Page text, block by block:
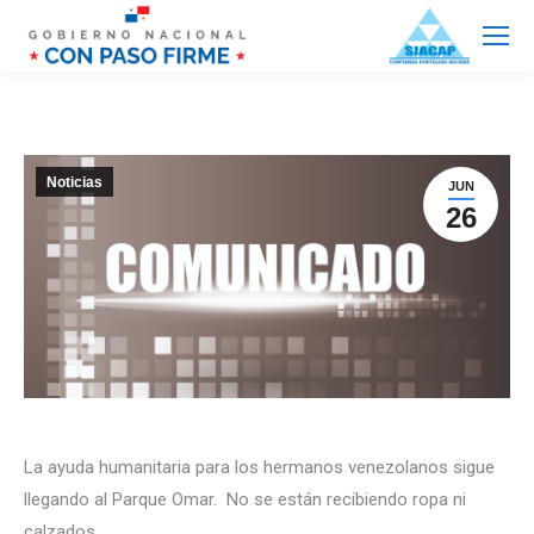
JUN
26
Noticias
La ayuda humanitaria para los hermanos venezolanos sigue
llegando al Parque Omar. No se están recibiendo ropa ni